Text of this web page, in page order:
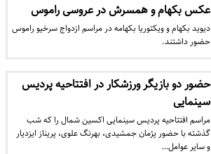
عکس بکهام و همسرش در عروسی راموس
دیوید بکهام و ویکتوریا بکهامه در مراسم ازدواج سرخیو راموس
حضور داشتند.
حضور دو بازیگر ورزشکار در افتتاحیه پردیس
سینمایی
مراسم افتتاحیه پردیس سینمایی اکسین شمال را که شب
گذشته با حضور پژمان جمشیدی، بهرنگ علوی، پریناز ایزدیار
و سایر عوامل…